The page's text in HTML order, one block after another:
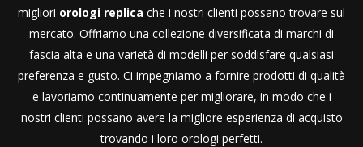
migliori orologi replica che i nostri clienti possano trovare sul
mercato. Offriamo una collezione diversificata di marchi di
fascia alta e una varietà di modelli per soddisfare qualsiasi
preferenza e gusto. Ci impegniamo a fornire prodotti di qualità
e lavoriamo continuamente per migliorare, in modo che i
nostri clienti possano avere la migliore esperienza di acquisto
trovando i loro orologi perfetti.